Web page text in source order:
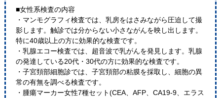
■女性系検査の内容
・マンモグラフィ検査では、乳房をはさみながら圧迫して撮
影します。触診では分からない小さながんを映し出します。
特に40歳以上の方に効果的な検査です。
・乳腺エコー検査では、超音波で乳がんを発見します。乳腺
の発達している20代・30代の方に効果的な検査です。
・子宮頚部細胞診では、子宮頚部の粘膜を採取し、細胞の異
常の有無を調べる検査です。
・腫瘍マーカー女性7種セット(CEA、AFP、CA19-9、エラス